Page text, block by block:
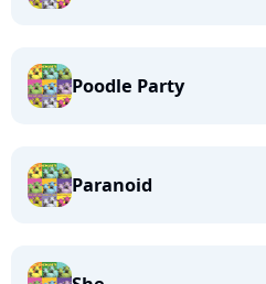
Poodle Party
Paranoid